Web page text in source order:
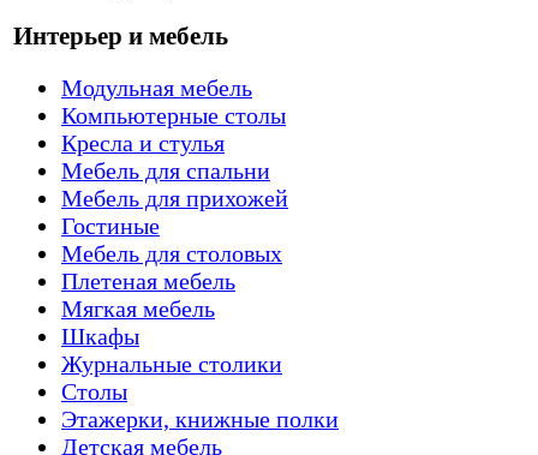
Интерьер и мебель
Модульная мебель
Компьютерные столы
Кресла и стулья
Мебель для спальни
Мебель для прихожей
Гостиные
Мебель для столовых
Плетеная мебель
Мягкая мебель
Шкафы
Журнальные столики
Столы
Этажерки, книжные полки
Детская мебель